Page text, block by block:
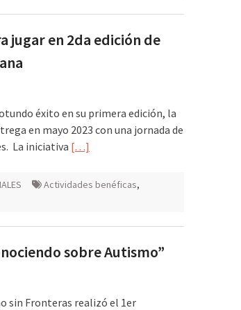
jugar en 2da edición de
éxito en su primera edición, la
en mayo 2023 con una jornada de
La iniciativa […]
Actividades benéficas,
sobre Autismo”
sin Fronteras realizó el 1er